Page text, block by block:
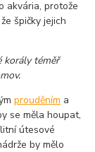
akvária, protože
špičky jejich
korály téměř
prouděním a
se měla houpat,
útesové
by mělo